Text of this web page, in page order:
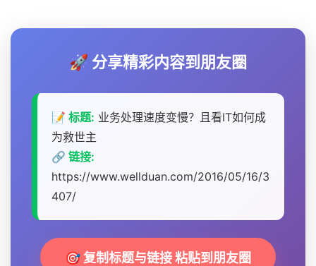
🚀 分享精彩内容到朋友圈
📝 标题: 业务处理速度变慢？且看IT如何成
为救世主
🔗 链接:
https://www.wellduan.com/2016/05/16/3
407/
🎯 复制标题与链接 粘贴到朋友圈